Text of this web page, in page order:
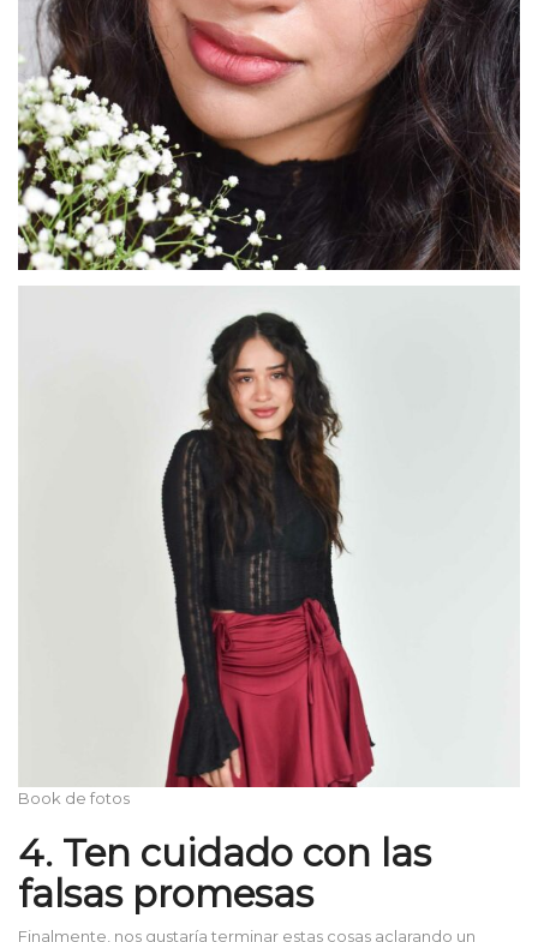
Book de fotos
4. Ten cuidado con las
falsas promesas
Finalmente, nos gustaría terminar estas cosas aclarando un